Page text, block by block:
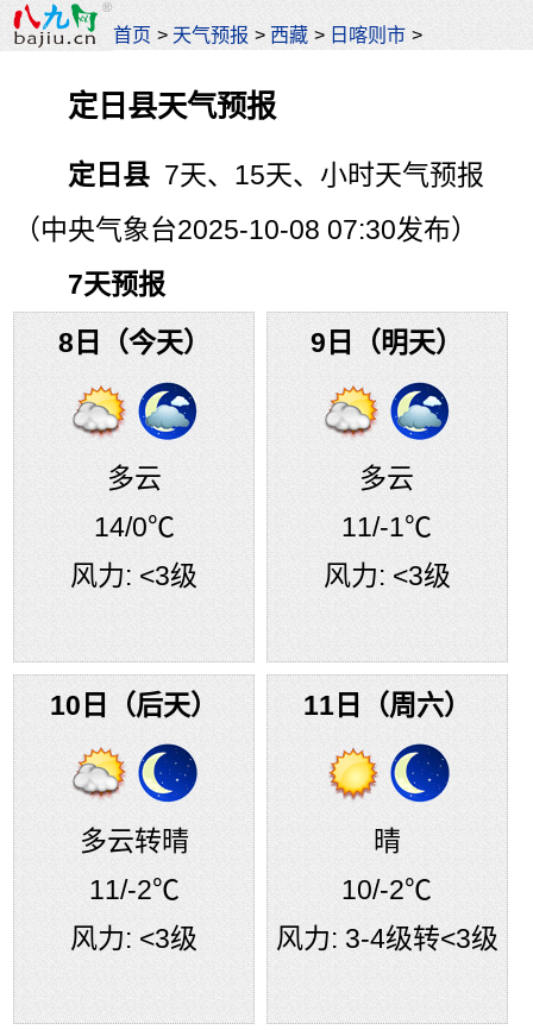
首页 > 天气预报 > 西藏 > 日喀则市 >
定日县天气预报
定日县 7天、15天、小时天气预报
（中央气象台2025-10-08 07:30发布）
7天预报
8日（今天）
多云
14/0℃
风力: <3级
9日（明天）
多云
11/-1℃
风力: <3级
10日（后天）
多云转晴
11/-2℃
风力: <3级
11日（周六）
晴
10/-2℃
风力: 3-4级转<3级